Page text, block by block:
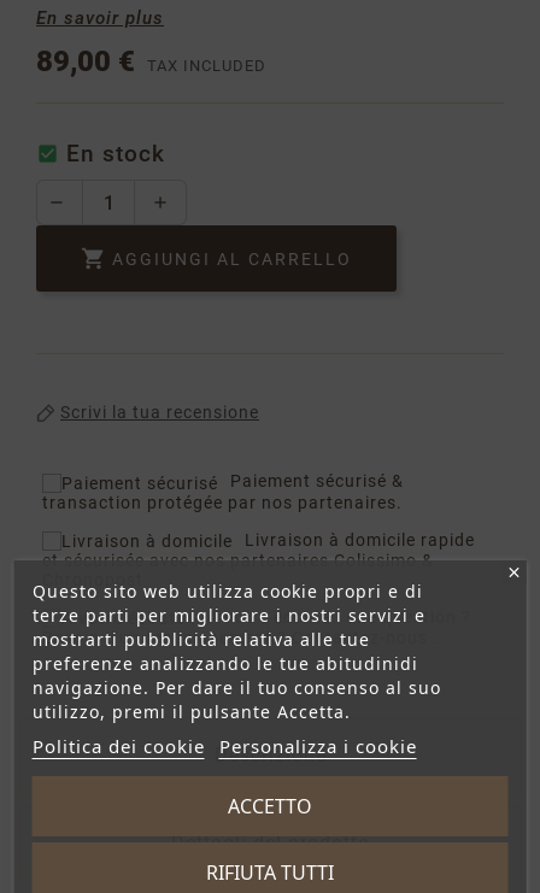
En savoir plus
89,00 € TAX INCLUDED
 En stock
 AGGIUNGI AL CARRELLO
Scrivi la tua recensione
Paiement sécurisé &
transaction protégée par nos partenaires.
Livraison à domicile rapide
et sécurisée avec nos partenaires Colissimo &
A votre écoute : une question ?
Besoin d'un renseignement ? Contactez-nous .
Descrizione
Dettagli del prodotto
Questo sito web utilizza cookie propri e di
terze parti per migliorare i nostri servizi e
mostrarti pubblicità relativa alle tue
preferenze analizzando le tue abitudinidi
navigazione. Per dare il tuo consenso al suo
utilizzo, premi il pulsante Accetta.
Politica dei cookie Personalizza i cookie
RIFIUTA TUTTI
ACCETTO